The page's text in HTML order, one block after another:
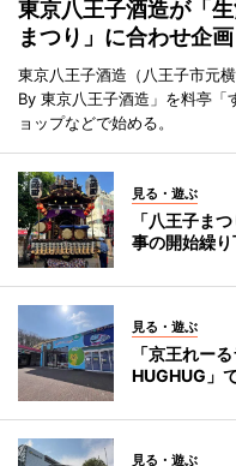
東京八王子酒造が「
まつり」に合わせ企画
東京八王子酒造（八王子市元
By 東京八王子酒造」を料亭「
ョップなどで始める。
見る・遊ぶ
「八王子ま
事の開始繰
見る・遊ぶ
「京王れー
HUGHUG」
見る・遊ぶ